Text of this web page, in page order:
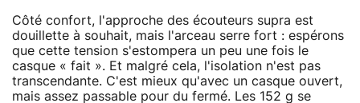
Côté confort, l'approche des écouteurs supra est
douillette à souhait, mais l'arceau serre fort : espérons
que cette tension s'estompera un peu une fois le
casque « fait ». Et malgré cela, l'isolation n'est pas
transcendante. C'est mieux qu'avec un casque ouvert,
mais assez passable pour du fermé. Les 152 g se